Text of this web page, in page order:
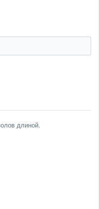
длиной.